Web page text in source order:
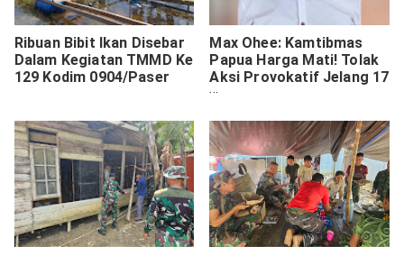
Ribuan Bibit Ikan Disebar
Dalam Kegiatan TMMD Ke
129 Kodim 0904/Paser
Max Ohee: Kamtibmas
Papua Harga Mati! Tolak
Aksi Provokatif Jelang 17
Agustus